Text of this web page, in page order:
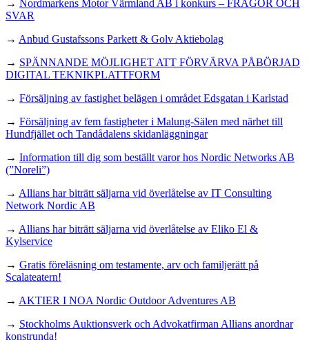
→ Nordmarkens Motor Värmland AB i konkurs – FRÅGOR OCH
SVAR
→ Anbud Gustafssons Parkett & Golv Aktiebolag
→ SPÄNNANDE MÖJLIGHET ATT FÖRVÄRVA PÅBÖRJAD
DIGITAL TEKNIKPLATTFORM
→ Försäljning av fastighet belägen i området Edsgatan i Karlstad
→ Försäljning av fem fastigheter i Malung-Sälen med närhet till
Hundfjället och Tandådalens skidanläggningar
→ Information till dig som beställt varor hos Nordic Networks AB
(”Noreli”)
→ Allians har biträtt säljarna vid överlåtelse av IT Consulting
Network Nordic AB
→ Allians har biträtt säljarna vid överlåtelse av Eliko El &
Kylservice
→ Gratis föreläsning om testamente, arv och familjerätt på
Scalateatern!
→ AKTIER I NOA Nordic Outdoor Adventures AB
→ Stockholms Auktionsverk och Advokatfirman Allians anordnar
konstrunda!